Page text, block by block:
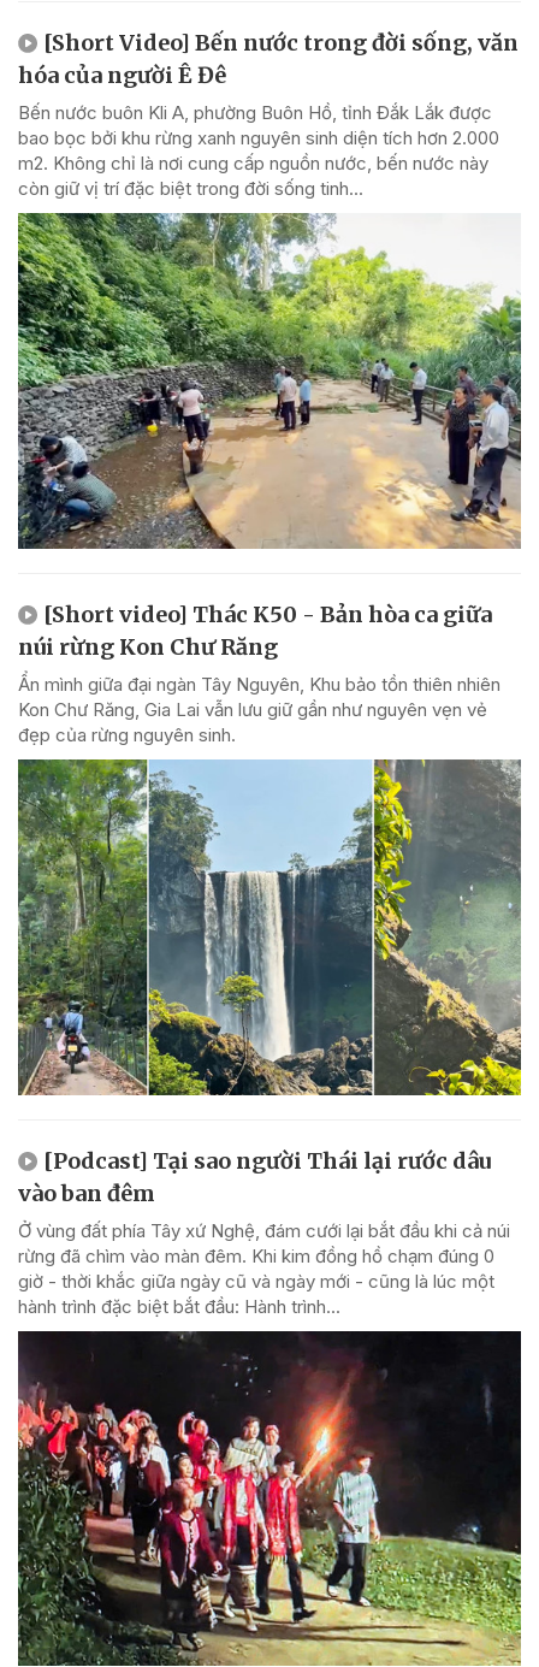
[Short Video] Bến nước trong đời sống, văn
hóa của người Ê Đê
Bến nước buôn Kli A, phường Buôn Hồ, tỉnh Đắk Lắk được
bao bọc bởi khu rừng xanh nguyên sinh diện tích hơn 2.000
m2. Không chỉ là nơi cung cấp nguồn nước, bến nước này
còn giữ vị trí đặc biệt trong đời sống tinh...
[Short video] Thác K50 - Bản hòa ca giữa
núi rừng Kon Chư Răng
Ẩn mình giữa đại ngàn Tây Nguyên, Khu bảo tồn thiên nhiên
Kon Chư Răng, Gia Lai vẫn lưu giữ gần như nguyên vẹn vẻ
đẹp của rừng nguyên sinh.
[Podcast] Tại sao người Thái lại rước dâu
vào ban đêm
Ở vùng đất phía Tây xứ Nghệ, đám cưới lại bắt đầu khi cả núi
rừng đã chìm vào màn đêm. Khi kim đồng hồ chạm đúng 0
giờ - thời khắc giữa ngày cũ và ngày mới - cũng là lúc một
hành trình đặc biệt bắt đầu: Hành trình...